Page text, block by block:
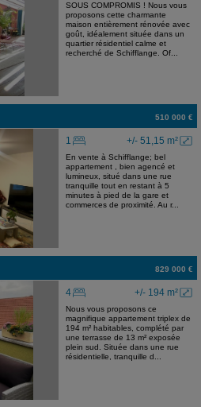
SOUS COMPROMIS ! Nous vous
proposons cette charmante
maison entièrement rénovée avec
goût, idéalement située dans un
quartier résidentiel calme et
recherché de Schifflange. Of...
510 000 €
+/- 51,15 m²
1
En vente à Schifflange; bel
appartement , bien agencé et
lumineux, situé dans une rue
tranquille tout en restant à 5
minutes à pied de la gare et
commerces de proximité. Au r...
829 000 €
+/- 194 m²
4
Nous vous proposons ce
magnifique appartement triplex de
194 m² habitables, complété par
une terrasse de 13 m² exposée
plein sud. Située dans une rue
résidentielle, tranquille d...